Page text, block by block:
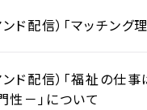
ンド配信）「マッチン
ンド配信）「福祉の
－」について